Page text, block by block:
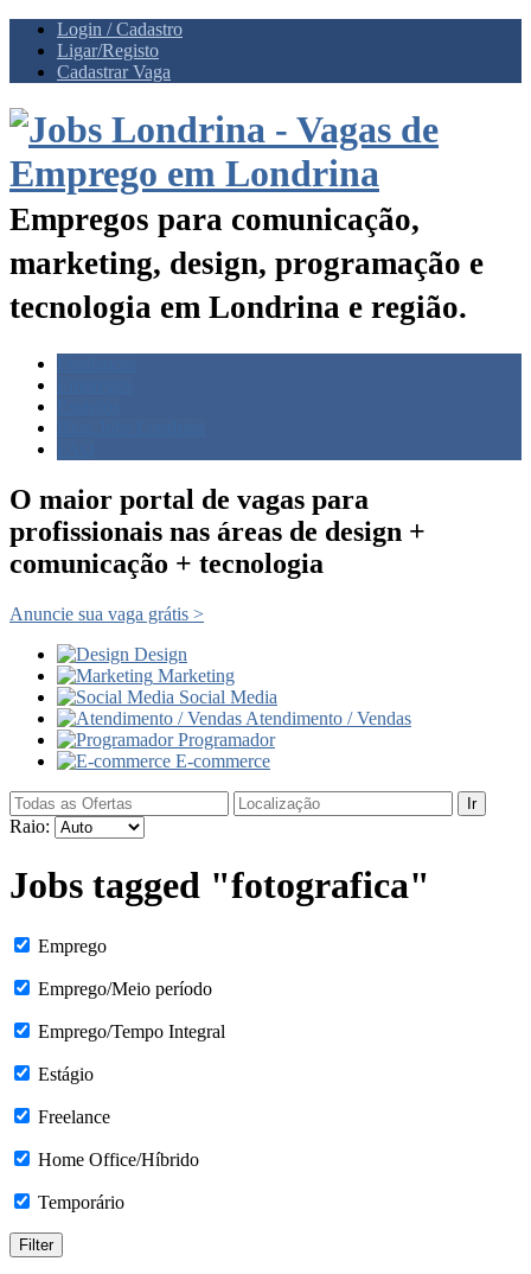
Login / Cadastro
Ligar/Registo
Cadastrar Vaga
Empregos para comunicação,
marketing, design, programação e
tecnologia em Londrina e região.
O maior portal de vagas para
profissionais nas áreas de design +
comunicação + tecnologia
Anuncie sua vaga grátis >
Design
Marketing
Social Media
Atendimento / Vendas
Programador
E-commerce
Ir
Raio:
Jobs tagged "fotografica"
Emprego
Emprego/Meio período
Emprego/Tempo Integral
Estágio
Freelance
Home Office/Híbrido
Temporário